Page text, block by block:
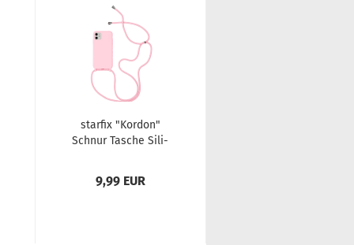
star­fix "Kor­don"
Schnur Ta­sche Si­li­
9,99 EUR